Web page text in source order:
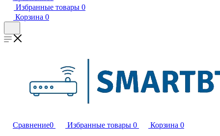
Избранные товары 0
Корзина 0
Сравнение0 Избранные товары 0 Корзина 0